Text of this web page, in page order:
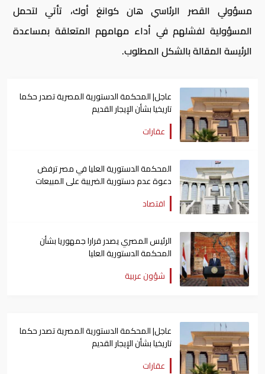
مسؤولي القصر الرئاسي هان كوانغ أوك، تأتي لتحمل
المسؤولية لفشلهم في أداء مهامهم المتعلقة بمساعدة
الرئيسة المقالة بالشكل المطلوب.
عاجل| المحكمة الدستورية المصرية تصدر حكما
تاريخيا بشأن الإيجار القديم
عقارات
المحكمة الدستورية العليا في مصر ترفض
دعوة عدم دستورية الضريبة على المبيعات
اقتصاد
الرئيس المصري يصدر قرارا جمهوريا بشأن
المحكمة الدستورية العليا
شؤون عربية
عاجل| المحكمة الدستورية المصرية تصدر حكما
تاريخيا بشأن الإيجار القديم
عقارات